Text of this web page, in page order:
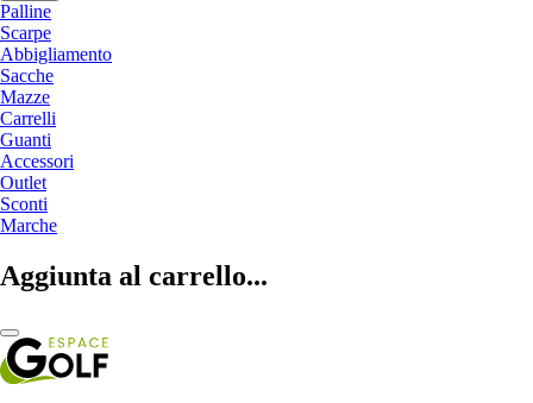
Palline
Scarpe
Abbigliamento
Sacche
Mazze
Carrelli
Guanti
Accessori
Outlet
Sconti
Marche
Aggiunta al carrello...